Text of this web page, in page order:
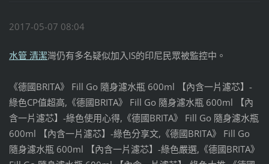
2017-05-07 08:04
水管 清潔灣仍有多名疑似加入IS的印尼民眾被監控中。
《德國BRITA》 Fill Go 隨身濾水瓶 600ml 【內含一片濾芯】-
綠色CP值超高,《德國BRITA》 Fill Go 隨身濾水瓶 600ml 【內
含一片濾芯】-綠色使用心得,《德國BRITA》 Fill Go 隨身濾水瓶
600ml 【內含一片濾芯】-綠色分享文,《德國BRITA》 Fill Go
隨身濾水瓶 600ml 【內含一片濾芯】-綠色嚴選,《德國BRITA》